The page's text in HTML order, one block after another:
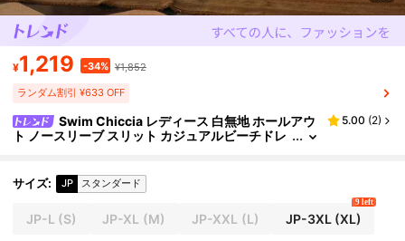
¥1,219 -34% ¥1,852
ランダム割引 ¥633 OFF
Swim Chiccia レディース 白無地 ホールアウ
ト ノースリーブ スリット カジュアルビーチドレ
5.00 (2)
サイズ: JP スタンダード
JP-L (S) JP-XL (M) JP-XXL (L) JP-3XL(XL)
9 left